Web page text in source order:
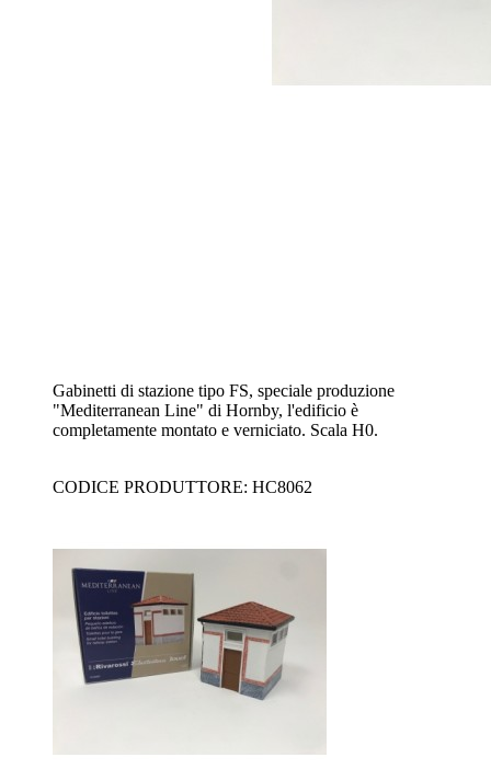
Gabinetti di stazione tipo FS, speciale produzione
"Mediterranean Line" di Hornby, l'edificio è
completamente montato e verniciato. Scala H0.
CODICE PRODUTTORE: HC8062